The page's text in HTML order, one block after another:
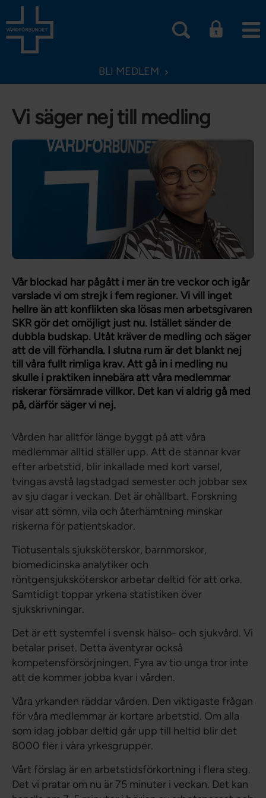
BLI MEDLEM
Vi säger nej till medling
Vår blockad har pågått i mer än tre veckor och igår
varslade vi om strejk i fem regioner. Vi vill inget
hellre än att konflikten ska lösas men arbetsgivaren
SKR gör det omöjligt just nu. Istället sänder de
dubbla budskap. Utåt kräver de medling och säger
att de vill förhandla. I slutna rum är det blankt nej
till våra fullt rimliga krav. Att gå in i medling nu
skulle i praktiken innebära att våra medlemmar
riskerar försämrade villkor. Det kan vi aldrig gå med
på, därför säger vi nej.
Vården har alltför länge byggt på att våra
medlemmar alltid ställer upp. Att de stannar kvar
efter arbetstid, blir inkallade med kort varsel,
tvingas avstå lagstadgad semester och jobbar sex
av sju dagar i veckan. Det är ohållbart. Forskning
visar att sömn, vila och återhämtning minskar
riskerna för patientskador.
Tiotusentals sjuksköterskor, barnmorskor,
biomedicinska analytiker och
röntgensjuksköterskor arbetar deltid för att orka.
Samtidigt toppar yrkena statistiken över
sjukskrivningar.
Det är ett systemfel i svensk hälso- och sjukvård. Vi
betalar priset. Detta äventyrar också
kompetensförsörjningen. Fyra av tio unga tror inte
att de kommer jobba kvar i vården.
Våra yrkanden räddar vården. Den viktigaste frågan
för våra medlemmar är kortare arbetstid. Om alla
som idag jobbar deltid går upp till heltid blir det
8000 fler i våra yrkesgrupper.
Vårt förslag är en arbetstidsförkortning i flera steg.
Det vi pratar om nu är 75 minuter i veckan. Det kan